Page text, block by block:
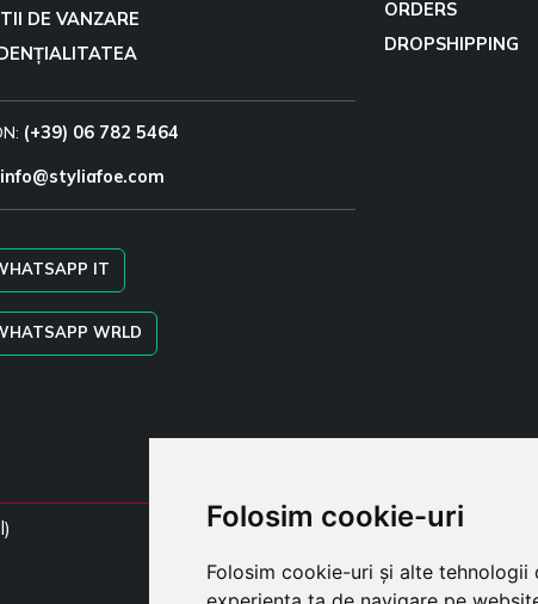
Folosim cookie-uri
Folosim cookie-uri și alte
DE VANZARE
(+39) 06 782 5464
info@styliafoe.com
IT
WRLD
ORDERS
DROPSHIPPING